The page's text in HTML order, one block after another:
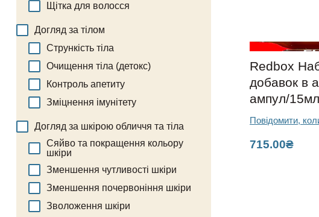
Redbox
добавок в
ампул/15мл
715.00₴
Повідомити,
Щітка для волосся
Догляд за тілом
Стрункість тіла
Очищення тіла (детокс)
Контроль апетиту
Зміцнення імунітету
Догляд за шкірою обличчя та тіла
Сяйво та покращення кольору
шкіри
Зменшення чутливості шкіри
Зменшення почервоніння шкіри
Зволоження шкіри